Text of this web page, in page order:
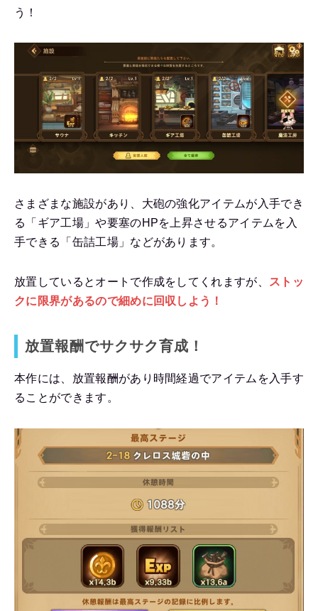
う！
さまざまな施設があり、大砲の強化アイテムが入手でき
る「ギア工場」や要塞のHPを上昇させるアイテムを入
手できる「缶詰工場」などがあります。
放置しているとオートで作成をしてくれますが、
ストッ
クに限界があるので細めに回収しよう！
放置報酬でサクサク育成！
本作には、放置報酬があり時間経過でアイテムを入手す
ることができます。